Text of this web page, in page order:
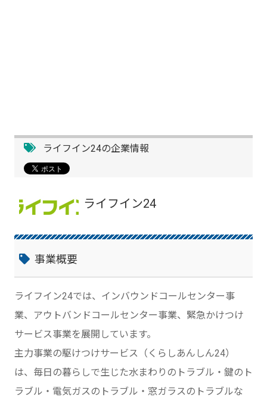
ライフイン24の企業情報
ライフイン24
事業概要
ライフイン24では、インバウンドコールセンター事
業、アウトバンドコールセンター事業、緊急かけつけ
サービス事業を展開しています。
主力事業の駆けつけサービス（くらしあんしん24）
は、毎日の暮らしで生じた水まわりのトラブル・鍵のト
ラブル・電気ガスのトラブル・窓ガラスのトラブルな